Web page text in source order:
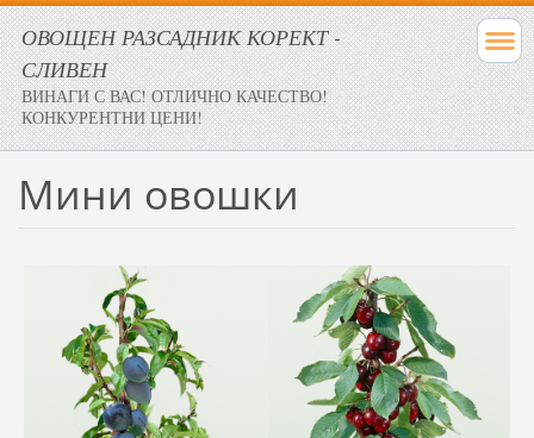
ОВОЩЕН РАЗСАДНИК КОРЕКТ -
СЛИВЕН
ВИНАГИ С ВАС! ОТЛИЧНО КАЧЕСТВО!
КОНКУРЕНТНИ ЦЕНИ!
Мини овошки